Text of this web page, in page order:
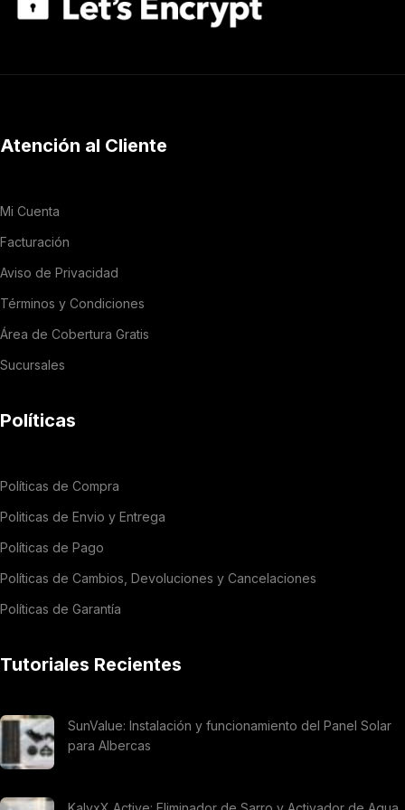
Atención al Cliente
Mi Cuenta
Facturación
Aviso de Privacidad
Términos y Condiciones
Área de Cobertura Gratis
Sucursales
Políticas
Políticas de Compra
Politicas de Envio y Entrega
Políticas de Pago
Políticas de Cambios, Devoluciones y Cancelaciones
Políticas de Garantía
Tutoriales Recientes
SunValue: Instalación y funcionamiento del Panel Solar
para Albercas